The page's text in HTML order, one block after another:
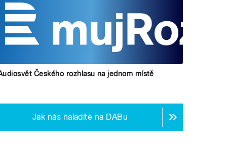
Českého rozhlasu na jednom místě
Jak nás naladíte na DABu